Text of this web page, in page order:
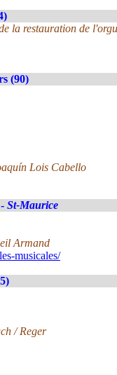
la restauration de
(90)
Lois Cabello
St-Maurice
Armand
musicales/
/ Reger